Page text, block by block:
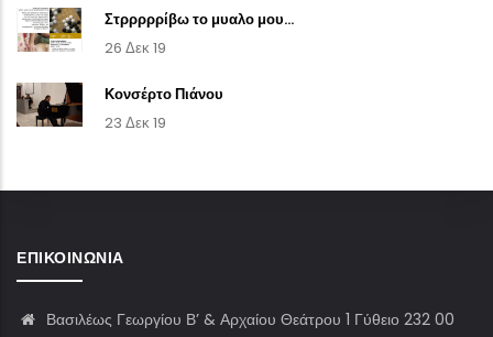
Στρρρρρίβω το μυαλο μου...
26 Δεκ 19
Κονσέρτο Πιάνου
23 Δεκ 19
ΕΠΙΚΟΙΝΩΝΊΑ
Βασιλέως Γεωργίου Β’ & Αρχαίου Θεάτρου 1 Γύθειο 232 00